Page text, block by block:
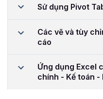
Sử dụng Pivot
Các vẽ và tùy
cáo
Ứng dụng Excel
chính - Kế toán -